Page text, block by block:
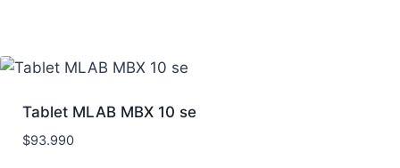
Tablet MLAB MBX 10 se
$93.990